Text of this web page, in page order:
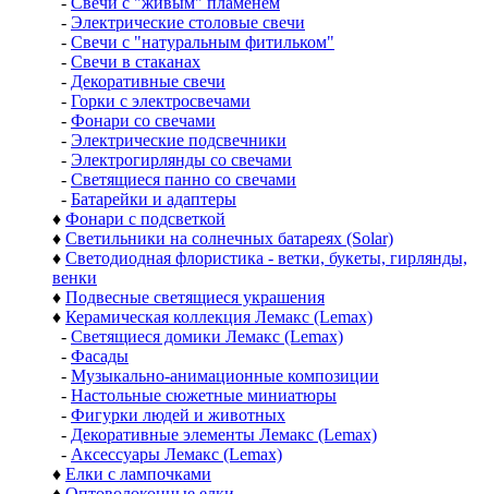
- Электрические столовые свечи
- Свечи с "натуральным фитильком"
- Свечи в стаканах
- Декоративные свечи
- Горки с электросвечами
- Фонари со свечами
- Электрические подсвечники
- Электрогирлянды со свечами
- Светящиеся панно со свечами
- Батарейки и адаптеры
♦ Фонари с подсветкой
♦ Светильники на солнечных батареях (Solar)
♦ Светодиодная флористика - ветки, букеты, гирлянды,
венки
♦ Подвесные светящиеся украшения
♦ Керамическая коллекция Лемакс (Lemax)
- Светящиеся домики Лемакс (Lemax)
- Фасады
- Музыкально-анимационные композиции
- Настольные сюжетные миниатюры
- Фигурки людей и животных
- Декоративные элементы Лемакс (Lemax)
- Аксессуары Лемакс (Lemax)
♦ Елки с лампочками